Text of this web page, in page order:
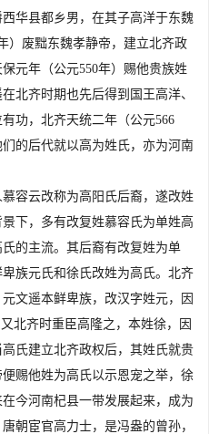
华县都乡男，在其子高洋于东魏
）废黜东魏孝静帝，建立北齐政
元年（公元550年）赐他贵族姓
北齐时期也先后得到国王高洋、
功，北齐天统二年（公元566
的后代就以高为姓氏，亦为河南
容云改称为高阳氏后裔，遂改姓
下，多有改复姓慕容氏为单姓高
的主流。其后裔有改复姓为单
族元氏和徐氏改姓为高氏。北齐
文遥本鲜卑族，改汉字姓元，因
北齐时重臣高隆之，本姓徐，因
氏建立北齐政权后，其姓氏就贵
赐他姓为高氏以示恩宠之举，徐
今河南杞县一带发展起来，成为
朝宦官高力士，是冯盎的曾孙，